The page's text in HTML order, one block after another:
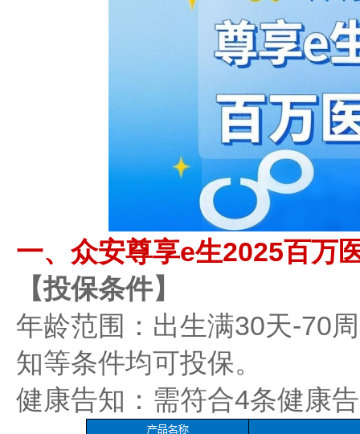
一、众安尊享e生2025百万
【投保条件】
年龄范围：出生满30天-70
知等条件均可投保。
健康告知：需符合4条健康